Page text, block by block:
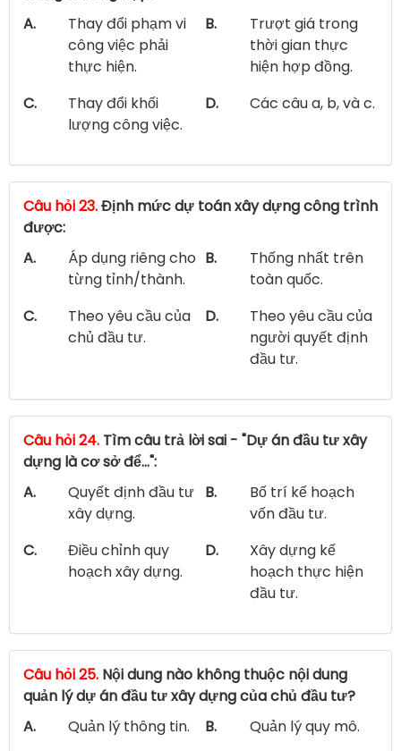
A.
Thay đổi phạm vi
công việc phải
thực hiện.
B.
Trượt giá trong
thời gian thực
hiện hợp đồng.
C.
Thay đổi khối
lượng công việc.
D. Các câu a, b, và c.
Câu hỏi 23.Định mức dự toán xây dựng công trình
được:
A.
Áp dụng riêng cho
từng tỉnh/thành.
B.
Thống nhất trên
toàn quốc.
C.
Theo yêu cầu của
chủ đầu tư.
D.
Theo yêu cầu của
người quyết định
đầu tư.
Câu hỏi 24. Tìm câu trả lời sai - "Dự án đầu tư xây
dựng là cơ sở để…":
A.
Quyết định đầu tư
xây dựng.
B.
Bố trí kế hoạch
vốn đầu tư.
C.
Điều chỉnh quy
hoạch xây dựng.
D.
Xây dựng kế
hoạch thực hiện
đầu tư.
Câu hỏi 25. Nội dung nào không thuộc nội dung
quản lý dự án đầu tư xây dựng của chủ đầu tư?
A.
Quản lý thông tin. B.
Quản lý quy mô.